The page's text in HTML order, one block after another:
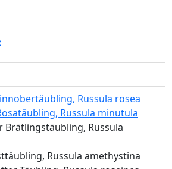
Russula rosea
Russula minutula
Brätlingstäubling, Russula
Russula amethystina